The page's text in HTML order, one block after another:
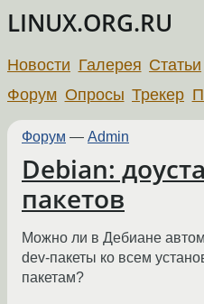
LINUX.ORG.RU
Новости Галерея Статьи
Форум Опросы Трекер
Форум — Admin
Debian:
пакетов
Можно ли в Дебиане
dev-пакеты ко всем
пакетам?